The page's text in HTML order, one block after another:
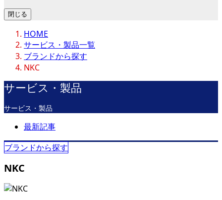
閉じる
HOME
サービス・製品一覧
ブランドから探す
NKC
サービス・製品
サービス・製品
最新記事
ブランドから探す
NKC